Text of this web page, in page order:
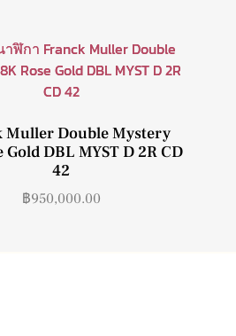
Muller Double Mystery
Gold DBL MYST D 2R CD
42
฿950,000.00